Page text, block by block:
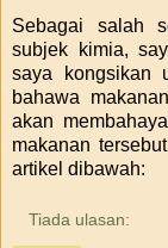
Sebagai salah
subjek kimia,
saya kongsikan
bahawa
akan
makanan
artikel dibawah:
Tiada ulasan: